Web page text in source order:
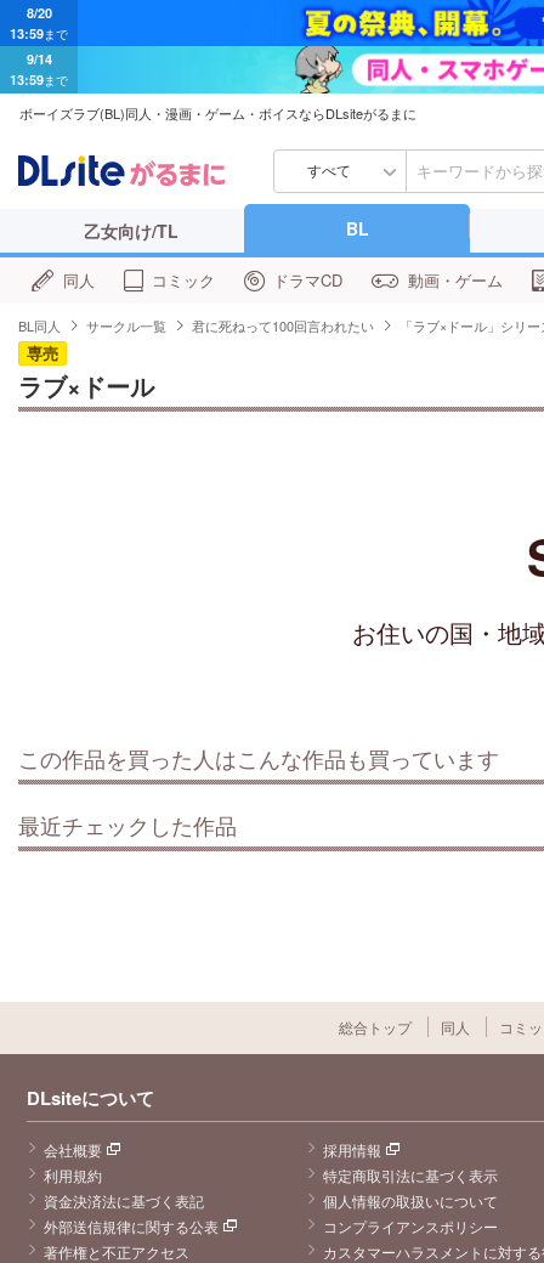
8/20
13:59まで
9/14
13:59まで
ボーイズラブ(BL)同人・漫画・ゲーム・ボイスならDLsiteがるまに
すべて
乙女向け/TL BL
同人 コミック ドラマCD 動画・ゲーム
BL同人 サークル一覧 君に死ねって100回言われたい 「ラブ×ドール」シリー
専売
ラブ×ドール
お住いの国・地
この作品を買った人はこんな作品も買っています
最近チェックした作品
総合トップ 同人 コミ
DLsiteについて
会社概要
採用情報
利用規約
特定商取引法に基づく表示
資金決済法に基づく表記
個人情報の取扱いについて
外部送信規律に関する公表
コンプライアンスポリシー
著作権と不正アクセス
カスタマーハラスメントに対す